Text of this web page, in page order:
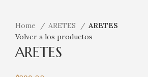
Home
ARETES
ARETES
Volver a los productos
ARETES